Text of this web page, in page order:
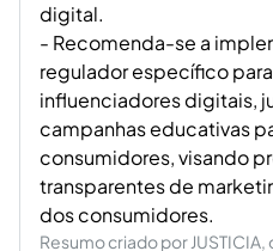
digital.
- Recomenda-se a
regulador específico
influenciadores digitais,
campanhas educativas
consumidores, visando
transparentes de
dos consumidores.
Resumo criado por